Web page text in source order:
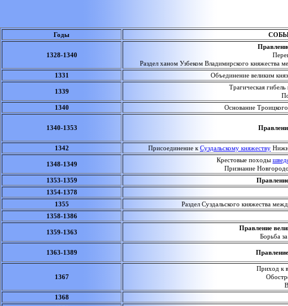
Годы
1328-1340
Раздел ханом Узбеком Владимирского княжества
1331
Объединение великим
1339
Трагическая
1340
Основание
1340-1353
1342
Присоединение к Суздальскому княжеству
1348-1349
Крестовые походы
Признание
1353-1359
1354-1378
1355
Раздел Суздальского княжества
1358-1386
1359-1363
Правление
Борьба
1363-1389
1367
Приход к
1368